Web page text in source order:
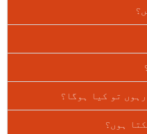
تو کیا ہوگا؟
ہوں؟